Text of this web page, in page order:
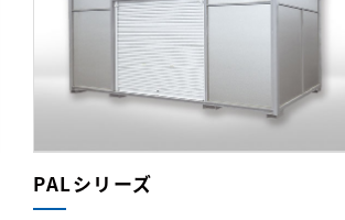
PALシリーズ